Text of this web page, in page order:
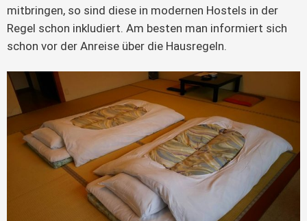
mitbringen, so sind diese in modernen Hostels in der
Regel schon inkludiert. Am besten man informiert sich
schon vor der Anreise über die Hausregeln.